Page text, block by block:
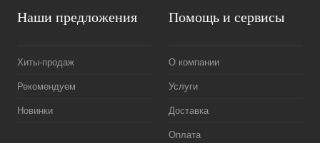
Наши предложения
Хиты-продаж
Рекомендуем
Новинки
Помощь и сервисы
О компании
Услуги
Доставка
Оплата